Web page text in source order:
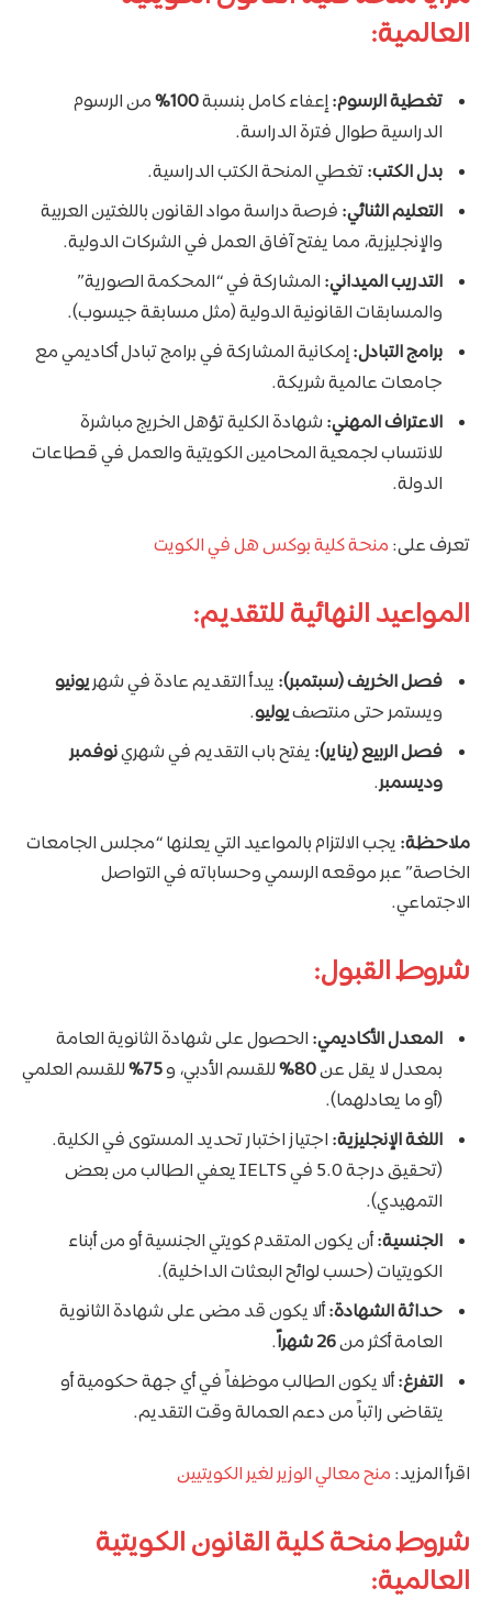
العالمية:
تغطية الرسوم:إعفاء كامل بنسبة100%
من الرسوم
الدراسية طوال فترة الدراسة.
بدل الكتب:تغطي المنحة الكتب الدراسية.
التعليم الثنائي: فرصة دراسة مواد القانون باللغتين العربية
والإنجليزية، مما يفتح آفاق العمل في الشركات الدولية.
التدريب الميداني: المشاركة في “المحكمة الصورية”
والمسابقات القانونية الدولية (مثل مسابقة جيسوب).
برامج التبادل:إمكانية المشاركة في برامج تبادل أكاديمي مع
جامعات عالمية شريكة.
الاعتراف المهني: شهادة الكلية تؤهل الخريج مباشرة
للانتساب لجمعية المحامين الكويتية والعمل في قطاعات
الدولة.
تعرف على: منحة كلية بوكس هل في الكويت
المواعيد النهائية للتقديم:
فصل الخريف (سبتمبر): يبدأ التقديم عادة في شهريونيو
ويستمر حتى منتصفيوليو.
فصل الربيع (يناير): يفتح باب التقديم في شهرينوفمبر
وديسمبر.
ملاحظة: يجب الالتزام بالمواعيد التي يعلنها “مجلس الجامعات
الخاصة” عبر موقعه الرسمي وحساباته في التواصل
الاجتماعي.
شروط القبول:
المعدل الأكاديمي: الحصول على شهادة الثانوية العامة
بمعدل لا يقل عن80% للقسم الأدبي، و75%
للقسم العلمي
(أو ما يعادلهما).
اللغة الإنجليزية: اجتياز اختبار تحديد المستوى في الكلية.
(تحقيق درجة 5.0 في IELTS يعفي الطالب من بعض
التمهيدي).
الجنسية:أن يكون المتقدم كويتي الجنسية أو من أبناء
الكويتيات (حسب لوائح البعثات الداخلية).
حداثة الشهادة:ألا يكون قد مضى على شهادة الثانوية
العامة أكثر من26 شهراً
.
التفرغ:ألا يكون الطالب موظفاً في أي جهة حكومية أو
يتقاضى راتباً من دعم العمالة وقت التقديم.
اقرأ المزيد: منح معالي الوزير لغير الكويتيين
شروط منحة كلية القانون الكويتية
العالمية: